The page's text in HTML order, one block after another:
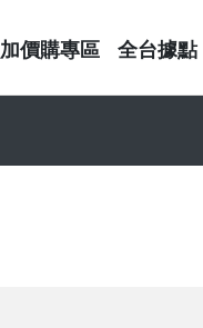
加價購專區 全台據點